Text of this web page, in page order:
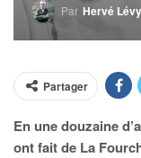
Par Hervé Lévy
Partager
En une douzaine
ont fait de La